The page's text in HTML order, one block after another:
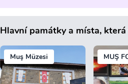
Hlavní památky a místa,
Muş Müzesi MUŞ